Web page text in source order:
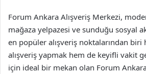
Forum Ankara Alışveriş Merkezi,
mağaza yelpazesi ve sunduğu sosyal
en popüler alışveriş noktalarından
alışveriş yapmak hem de keyifli vakit
için ideal bir mekan olan Forum